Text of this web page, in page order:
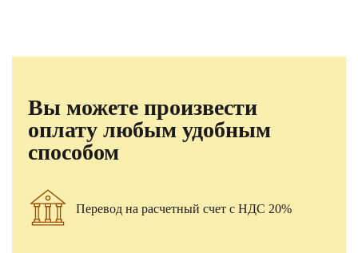
Вы можете произвести
оплату любым удобным
способом
Перевод на расчетный счет с НДС 20%